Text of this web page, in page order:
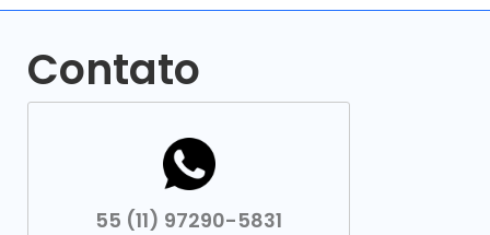
Contato
55 (11) 97290-5831